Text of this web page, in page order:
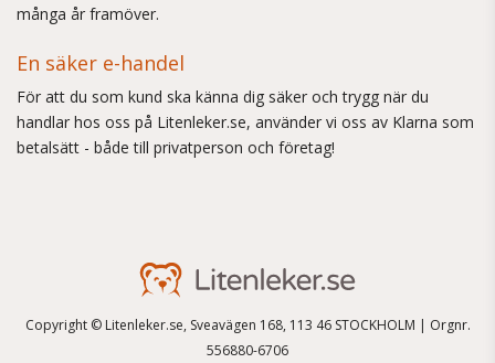
många år framöver.
En säker e-handel
För att du som kund ska känna dig säker och trygg när du
handlar hos oss på Litenleker.se, använder vi oss av Klarna som
betalsätt - både till privatperson och företag!
Copyright © Litenleker.se, Sveavägen 168, 113 46 STOCKHOLM | Orgnr.
556880-6706